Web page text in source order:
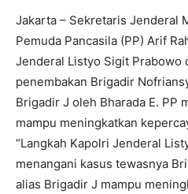
Jakarta – Sekretaris Jenderal
Pemuda Pancasila (PP) Arif
Jenderal Listyo Sigit Prabowo
penembakan Brigadir
Brigadir J oleh Bharada E. PP
mampu meningkatkan
“Langkah Kapolri Jenderal
menangani kasus tewasnya
alias Brigadir J mampu